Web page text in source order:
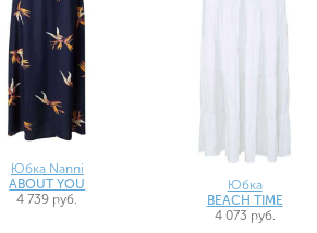
Юбка Nanni
ABOUT YOU
4 739 руб.
Юбка
BEACH TIME
4 073 руб.